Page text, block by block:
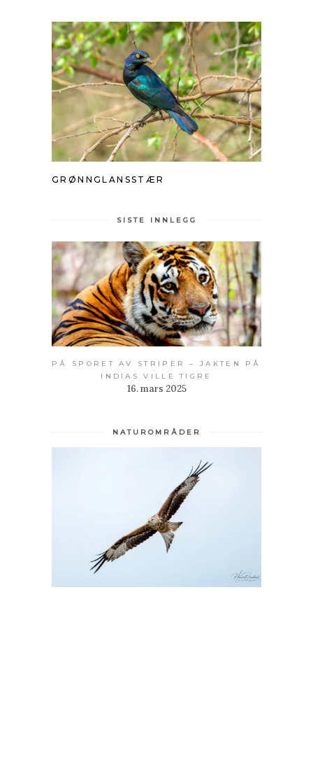
GRØNNGLANSSTÆR
SISTE INNLEGG
PÅ SPORET AV STRIPER – JAKTEN PÅ
INDIAS VILLE TIGRE
16. mars 2025
NATUROMRÅDER